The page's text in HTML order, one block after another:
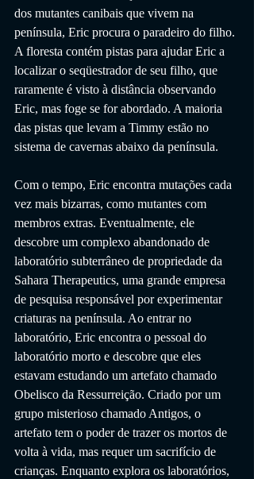
dos mutantes canibais que vivem na
península, Eric procura o paradeiro do filho.
A floresta contém pistas para ajudar Eric a
localizar o seqüestrador de seu filho, que
raramente é visto à distância observando
Eric, mas foge se for abordado. A maioria
das pistas que levam a Timmy estão no
sistema de cavernas abaixo da península.
Com o tempo, Eric encontra mutações cada
vez mais bizarras, como mutantes com
membros extras. Eventualmente, ele
descobre um complexo abandonado de
laboratório subterrâneo de propriedade da
Sahara Therapeutics, uma grande empresa
de pesquisa responsável por experimentar
criaturas na península. Ao entrar no
laboratório, Eric encontra o pessoal do
laboratório morto e descobre que eles
estavam estudando um artefato chamado
Obelisco da Ressurreição. Criado por um
grupo misterioso chamado Antigos, o
artefato tem o poder de trazer os mortos de
volta à vida, mas requer um sacrifício de
crianças. Enquanto explora os laboratórios,